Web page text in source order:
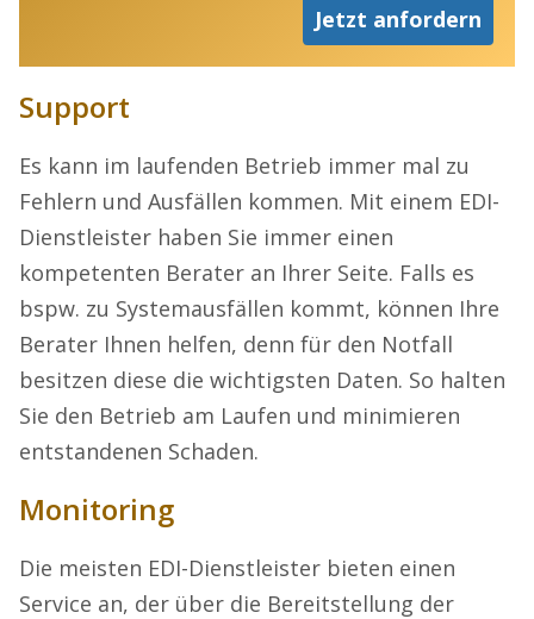
Jetzt anfordern
Support
Es kann im laufenden Betrieb immer mal zu
Fehlern und Ausfällen kommen. Mit einem EDI-
Dienstleister haben Sie immer einen
kompetenten Berater an Ihrer Seite. Falls es
bspw. zu Systemausfällen kommt, können Ihre
Berater Ihnen helfen, denn für den Notfall
besitzen diese die wichtigsten Daten. So halten
Sie den Betrieb am Laufen und minimieren
entstandenen Schaden.
Monitoring
Die meisten EDI-Dienstleister bieten einen
Service an, der über die Bereitstellung der